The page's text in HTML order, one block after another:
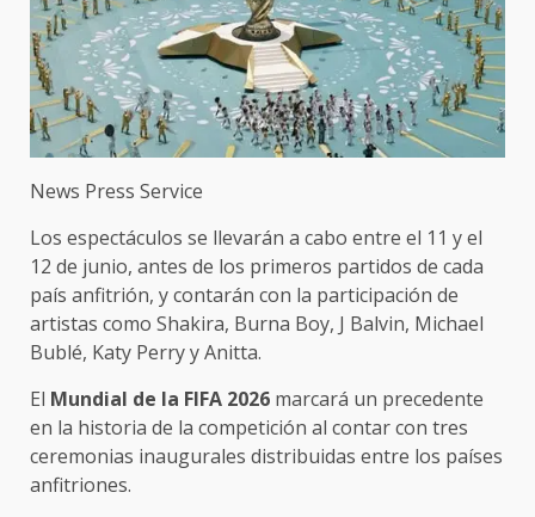
News Press Service
Los espectáculos se llevarán a cabo entre el 11 y el
12 de junio, antes de los primeros partidos de cada
país anfitrión, y contarán con la participación de
artistas como Shakira, Burna Boy, J Balvin, Michael
Bublé, Katy Perry y Anitta.
El Mundial de la FIFA 2026 marcará un precedente
en la historia de la competición al contar con tres
ceremonias inaugurales distribuidas entre los países
anfitriones.